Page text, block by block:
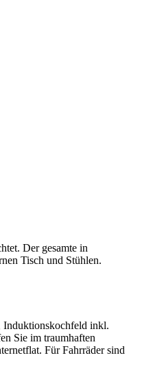
Der gesamte in
Tisch und Stühlen.
Induktionskochfeld inkl.
Sie im traumhaften
Für Fahrräder sind